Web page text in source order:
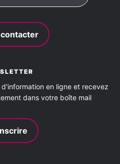
en ligne et recevez
dans votre boîte mail